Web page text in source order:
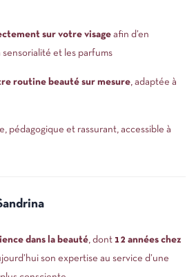
sur votre visage afin d’en
et les parfums
routine beauté sur mesure, adaptée à
pédagogique et rassurant, accessible à
dans la beauté, dont 12 années chez
son expertise au service d’une